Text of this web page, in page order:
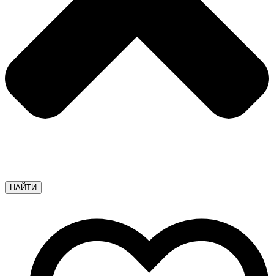
НАЙТИ